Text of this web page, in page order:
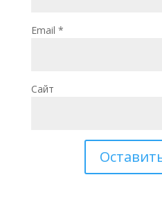
Email *
Сайт